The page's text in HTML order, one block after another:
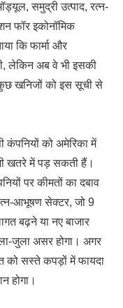
समुद्री उत्पाद, रत्न-
फॉर इकोनॉमिक
कि फार्मा और
लेकिन अब वे भी इसकी
खनिजों को इस सूची से
कंपनियों को अमेरिका में
खतरे में पड़ सकती हैं।
पर कीमतों का दबाव
आभूषण सेक्टर, जो 9
बढ़ने या नए बाजार
जुला असर होगा। अगर
को सस्ते कपड़ों में फायदा
होगा।